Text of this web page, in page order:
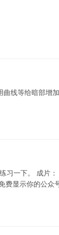
线等给暗部增
习一下。 成片
费显示你的公众